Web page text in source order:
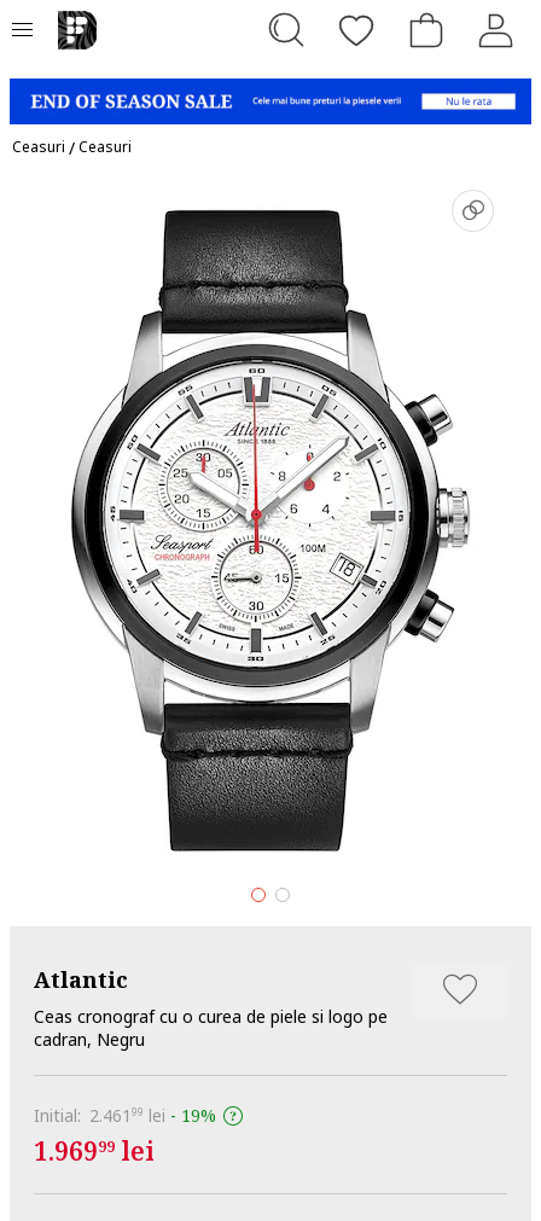
Ceasuri /Ceasuri
Atlantic
Ceas cronograf cu o curea de piele si logo pe
cadran, Negru
Initial: 2.461 99 lei - 19%
1.96999 lei